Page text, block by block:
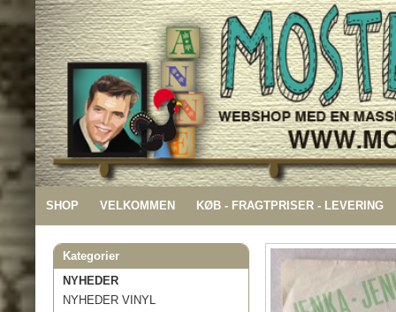
SHOP VELKOMMEN KØB - FRAGTPRISER - LEVERING
Kategorier
NYHEDER
NYHEDER VINYL